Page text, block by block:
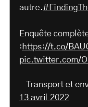
autre.
Enquête
:https://t.co/
pic.twitter.com/
- Transport et
13 avril 2022